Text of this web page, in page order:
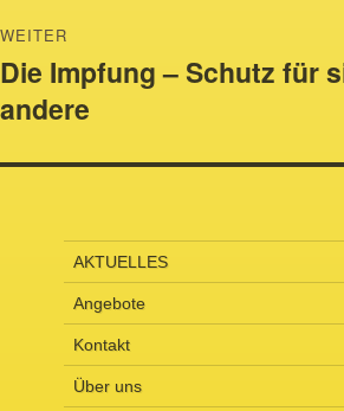
WEITER
Nächster
Beitrag:
Die Impfung – Schutz für
andere
AKTUELLES
Angebote
Kontakt
Über uns